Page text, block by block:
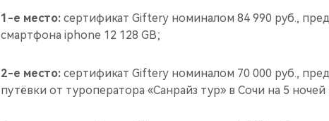
1-е место: сертификат Giftery номиналом 84 990 руб.,
смартфона iphone 12 128 GB;
2-е место: сертификат Giftery номиналом 70 000 руб.,
путёвки от туроператора «Санрайз тур» в Сочи на 5